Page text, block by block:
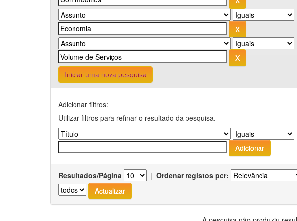
Iniciar uma nova pesquisa
Adicionar filtros:
Utilizar filtros para refinar o resultado da pesquisa.
Resultados/Página | Ordenar registos por: